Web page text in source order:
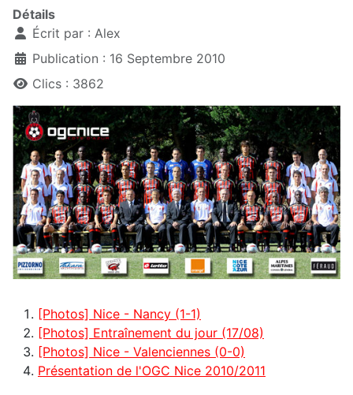
Détails
Écrit par : Alex
Publication : 16 Septembre 2010
Clics : 3862
[Photos] Nice - Nancy (1-1)
[Photos] Entraînement du jour (17/08)
[Photos] Nice - Valenciennes (0-0)
Présentation de l'OGC Nice 2010/2011